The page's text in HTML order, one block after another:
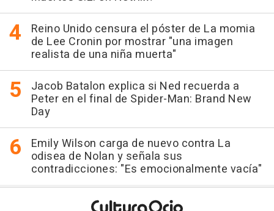
Reino Unido censura el póster de La momia
de Lee Cronin por mostrar "una imagen
realista de una niña muerta"
Jacob Batalon explica si Ned recuerda a
Peter en el final de Spider-Man: Brand New
Day
Emily Wilson carga de nuevo contra La
odisea de Nolan y señala sus
contradicciones: "Es emocionalmente vacía"